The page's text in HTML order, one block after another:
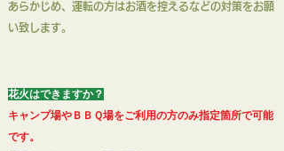
あらかじめ、運転の方はお酒を控えるなどの対策をお願
い致します。
花火はできますか？
キャンプ場やＢＢＱ場をご利用の方のみ指定箇所で可能
です。